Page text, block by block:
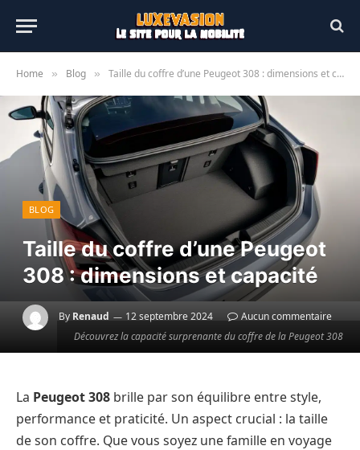
Home » Blog » Taille du coffre d’une Peugeot 308 : dimensions et capacité
Découvrez la capacité surprenante du coffre de la Peugeot 308
BLOG
Taille du coffre d’une Peugeot
308 : dimensions et capacité
By Renaud 12 septembre 2024 Aucun commentaire
La Peugeot 308 brille par son équilibre entre style,
performance et praticité. Un aspect crucial : la taille
de son coffre. Que vous soyez une famille en voyage